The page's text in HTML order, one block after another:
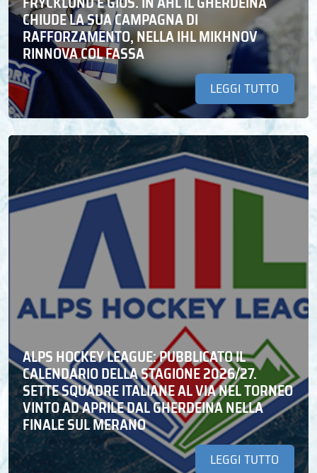
CHIUDE LA SUA CAMPAGNA DI
RAFFORZAMENTO, NELLA IHL MIKHNOV
RINNOVA COL FASSA
LEGGI TUTTO
ALPS HOCKEY LEAGUE: PUBBLICATO IL
CALENDARIO DELLA STAGIONE 2026/27.
SETTE SQUADRE ITALIANE AL VIA NEL TORNEO
VINTO AD APRILE DAL GHERDEINA NELLA
FINALE SUL MERANO
LEGGI TUTTO